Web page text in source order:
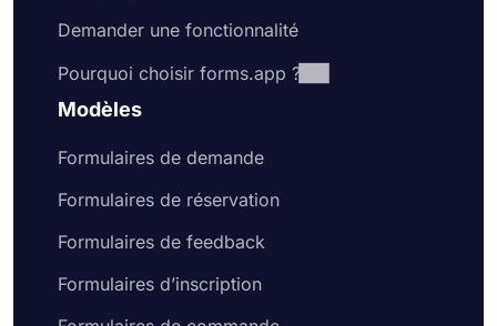
Demander une fonctionnalité
Pourquoi choisir forms.app ?
Modèles
Formulaires de demande
Formulaires de réservation
Formulaires de feedback
Formulaires d’inscription